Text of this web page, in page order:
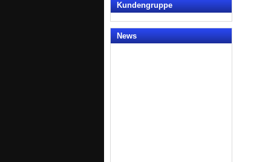
Kundengruppe
News